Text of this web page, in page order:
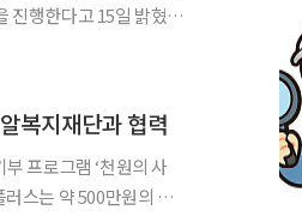
진행한다고 15일 밝혔다.
복지재단과 협력
프로그램 ‘천원의 사
스는 약 500만원의 후